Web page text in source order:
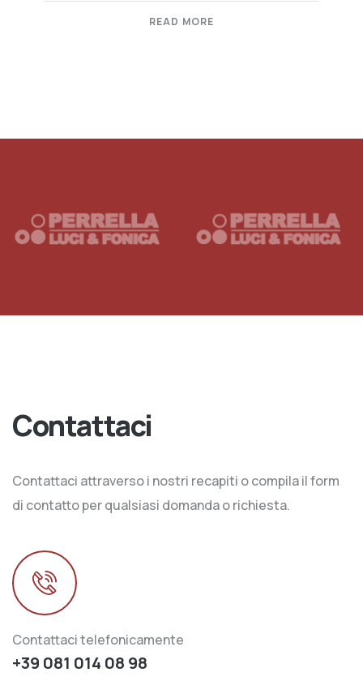
READ MORE
Contattaci
Contattaci attraverso i nostri recapiti o compila il form
di contatto per qualsiasi domanda o richiesta.
Contattaci telefonicamente
+39 081 014 08 98